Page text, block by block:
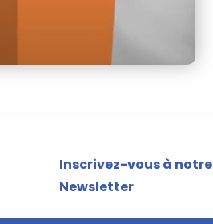
Inscrivez-vous à notre
Newsletter